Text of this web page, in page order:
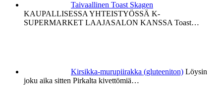
Taivaallinen Toast Skagen
KAUPALLISESSA YHTEISTYÖSSÄ K-
SUPERMARKET LAAJASALON KANSSA Toast…
Kirsikka-murupiirakka (gluteeniton) Löysin
joku aika sitten Pirkalta kivettömiä…